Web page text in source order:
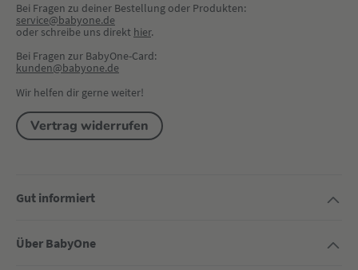
Bei Fragen zu deiner Bestellung oder Produkten:
service@babyone.de
oder schreibe uns direkt hier.
Bei Fragen zur BabyOne-Card:
kunden@babyone.de
Wir helfen dir gerne weiter!
Vertrag widerrufen
Gut informiert
Über BabyOne